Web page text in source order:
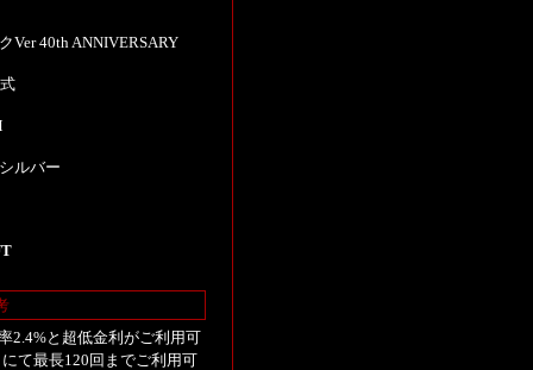
Ver 40th ANNIVERSARY
ルバー
2.4%と超低金利がご利用可
て最長120回までご利用可